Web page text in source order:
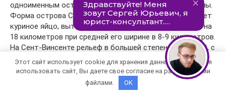
одноименным островом в составе островов Гренадины.
Форма острова Сент-Винсент очень сильно напоминает
куриное яйцо, вытянувшееся с севера на юг примерно на
18 километров при средней его ширине в 8-9 километров.
На Сент-Винсенте рельеф в большей степени гористый, с
повышением высотности при смещении в сторону
центра и севера. Наивысшей точкой острова является
вулканическая гора Суфрирер (La Soufriere), имеющая
высоту 1234 метра над уровнем моря. Берега острова в
Этот сайт использует cookie для хранения данных. Продолжая
использовать сайт, Вы даете свое согласие на работу с этими
файлами.
OK